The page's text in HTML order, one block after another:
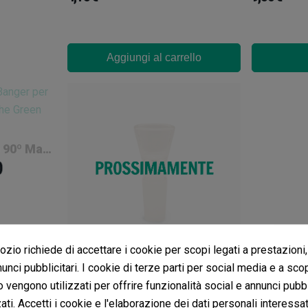
Aggiungi al carrello
Dab Banger Per Olio 90º Maschio
Braciere In Vetro Da 14 Mm Maschio Stretto
(0)
3,20 €
richiede di accettare i cookie per scopi legati a
pubblicitari. I cookie di terze parti per social media e a
vengono utilizzati per offrire funzionalità social e annunci
Accetti i cookie e l'elaborazione dei dati personali